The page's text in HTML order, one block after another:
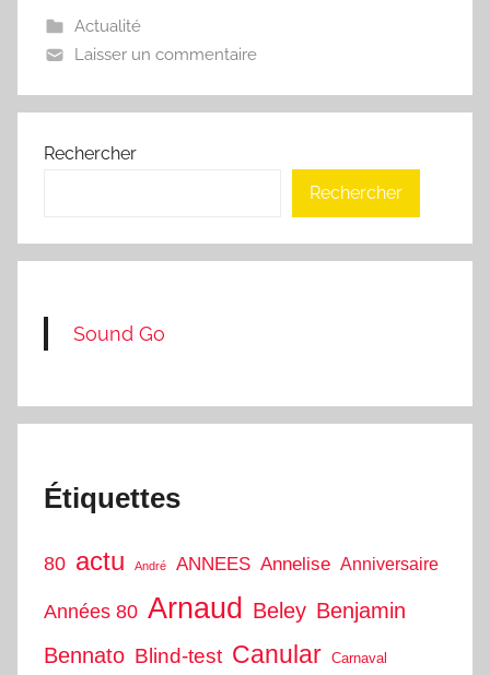
Actualité
Laisser un commentaire
Rechercher
Rechercher
Sound Go
Étiquettes
80 actu André ANNEES Annelise Anniversaire
Années 80 Arnaud Beley Benjamin
Bennato Blind-test Canular Carnaval